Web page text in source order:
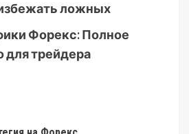
ложных
Форекс: Полное
для трейдера